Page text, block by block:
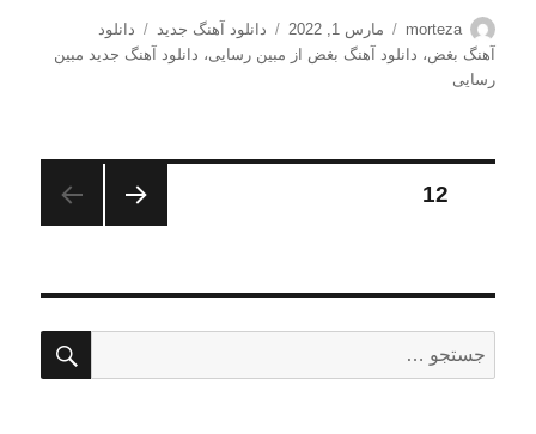
نویسنده
morteza
ارسال
شده
مارس 1, 2022 دسته‌ها
دانلود آهنگ جدید برچسب‌ها
دانلود
آهنگ بغض، دانلود آهنگ بغض از مبین رسایی، دانلود آهنگ جدید مبین
رسایی
صفحه‌بندی
12
برای: